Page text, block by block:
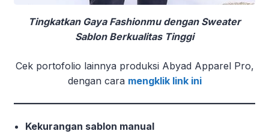
Tingkatkan Gaya Fashionmu dengan Sweater
Sablon Berkualitas Tinggi
Cek portofolio lainnya produksi Abyad Apparel Pro,
dengan cara mengklik link ini
Kekurangan sablon manual